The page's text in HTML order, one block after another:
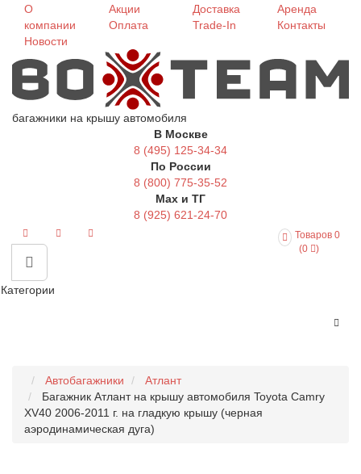
О
компании
Новости
Акции
Оплата
Доставка
Trade-In
Аренда
Контакты
багажники на крышу автомобиля
В Москве
8 (495) 125-34-34
По России
8 (800) 775-35-52
Max и ТГ
8 (925) 621-24-70
Товаров 0
(0
)
Категории
Автобагажники
Атлант
Багажник Атлант на крышу автомобиля Toyota Camry
XV40 2006-2011 г. на гладкую крышу (черная
аэродинамическая дуга)